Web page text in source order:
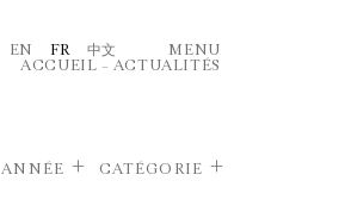
EN FR 中文
MENU
ACCUEIL – ACTUALITÉS
ANNÉE CATÉGORIE